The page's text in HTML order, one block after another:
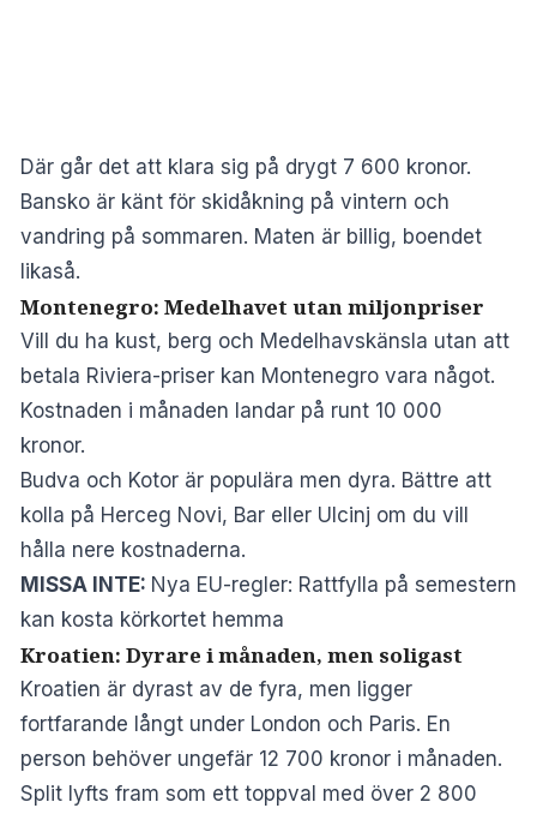
Där går det att klara sig på drygt 7 600 kronor.
Bansko är känt för skidåkning på vintern och
vandring på sommaren. Maten är billig, boendet
likaså.
Montenegro: Medelhavet utan miljonpriser
Vill du ha kust, berg och Medelhavskänsla utan att
betala Riviera-priser kan Montenegro vara något.
Kostnaden i månaden landar på runt 10 000
kronor.
Budva och Kotor är populära men dyra. Bättre att
kolla på Herceg Novi, Bar eller Ulcinj om du vill
hålla nere kostnaderna.
MISSA INTE: Nya EU-regler: Rattfylla på semestern
kan kosta körkortet hemma
Kroatien: Dyrare i månaden, men soligast
Kroatien är dyrast av de fyra, men ligger
fortfarande långt under London och Paris. En
person behöver ungefär 12 700 kronor i månaden.
Split lyfts fram som ett toppval med över 2 800